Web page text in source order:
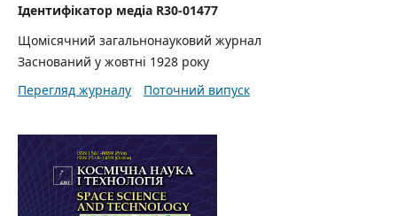
Ідентифікатор медіа R30-01477
Щомісячний загальнонауковий журнал
Заснований у жовтні 1928 року
Перегляд журналу
Поточний випуск